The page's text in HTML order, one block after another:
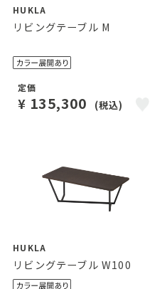
HUKLA
リビングテーブル M
定価
¥ 135,300 (税込)
HUKLA
リビングテーブル W100